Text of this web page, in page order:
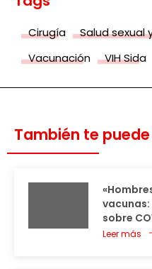
Cirugía
Salud sexual
Vacunación
VIH Sida
También te
sobre
Leer más